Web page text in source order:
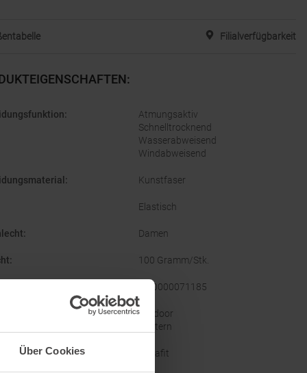
Über Cookies
Filialverfügbarkeit
:
:
Atmungsaktiv
Schnelltrocknend
Wasserabweisend
Windabweisend
: Kunstfaser
Elastisch
: Damen
: 100 Gramm/Stk.
08-0000071185
Outdoor
Klettern
Dynafit